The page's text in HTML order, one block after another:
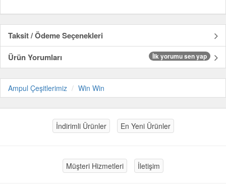
Taksit / Ödeme Seçenekleri
Ürün Yorumları
İlk yorumu sen yap
Ampul Çeşitlerimiz Win Win
İndirimli Ürünler En Yeni Ürünler
Müşteri Hizmetleri İletişim